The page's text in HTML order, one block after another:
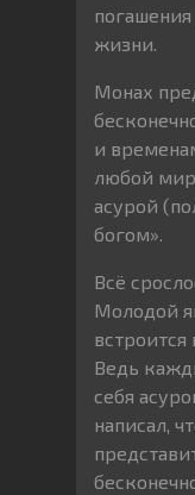
жизни.
Монах
и
любой
асурой
богом».
Всё
Молодой
Ведь
себя
написал,